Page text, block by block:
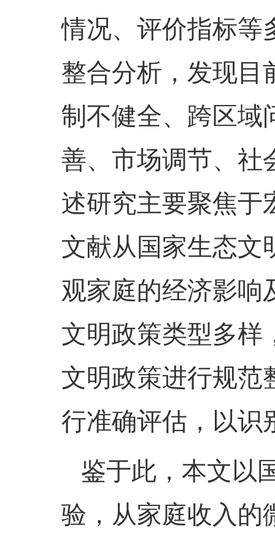
情况、评价指标等
整合分析，发现目
制不健全、跨区域
善、市场调节、社
述研究主要聚焦于
文献从国家生态文
观家庭的经济影响
文明政策类型多样
文明政策进行规范
行准确评估，以识
鉴于此，本文以
验，从家庭收入的